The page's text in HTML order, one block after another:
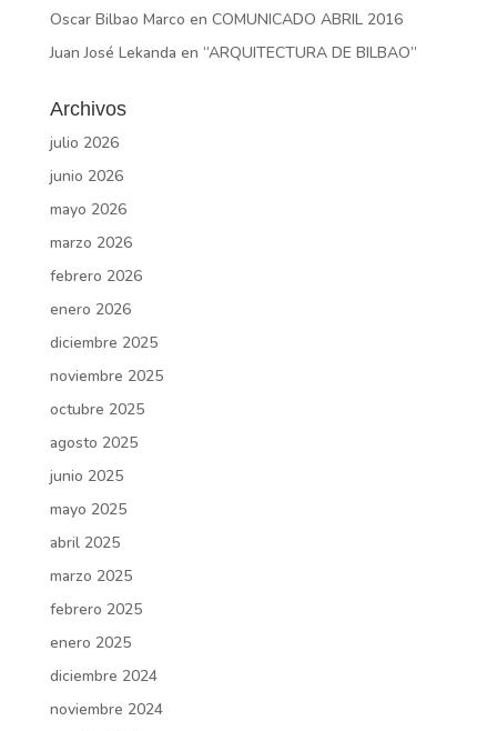
Oscar Bilbao Marco en COMUNICADO ABRIL 2016
Juan José Lekanda en “ARQUITECTURA DE BILBAO”
Archivos
julio 2026
junio 2026
mayo 2026
marzo 2026
febrero 2026
enero 2026
diciembre 2025
noviembre 2025
octubre 2025
agosto 2025
junio 2025
mayo 2025
abril 2025
marzo 2025
febrero 2025
enero 2025
diciembre 2024
noviembre 2024